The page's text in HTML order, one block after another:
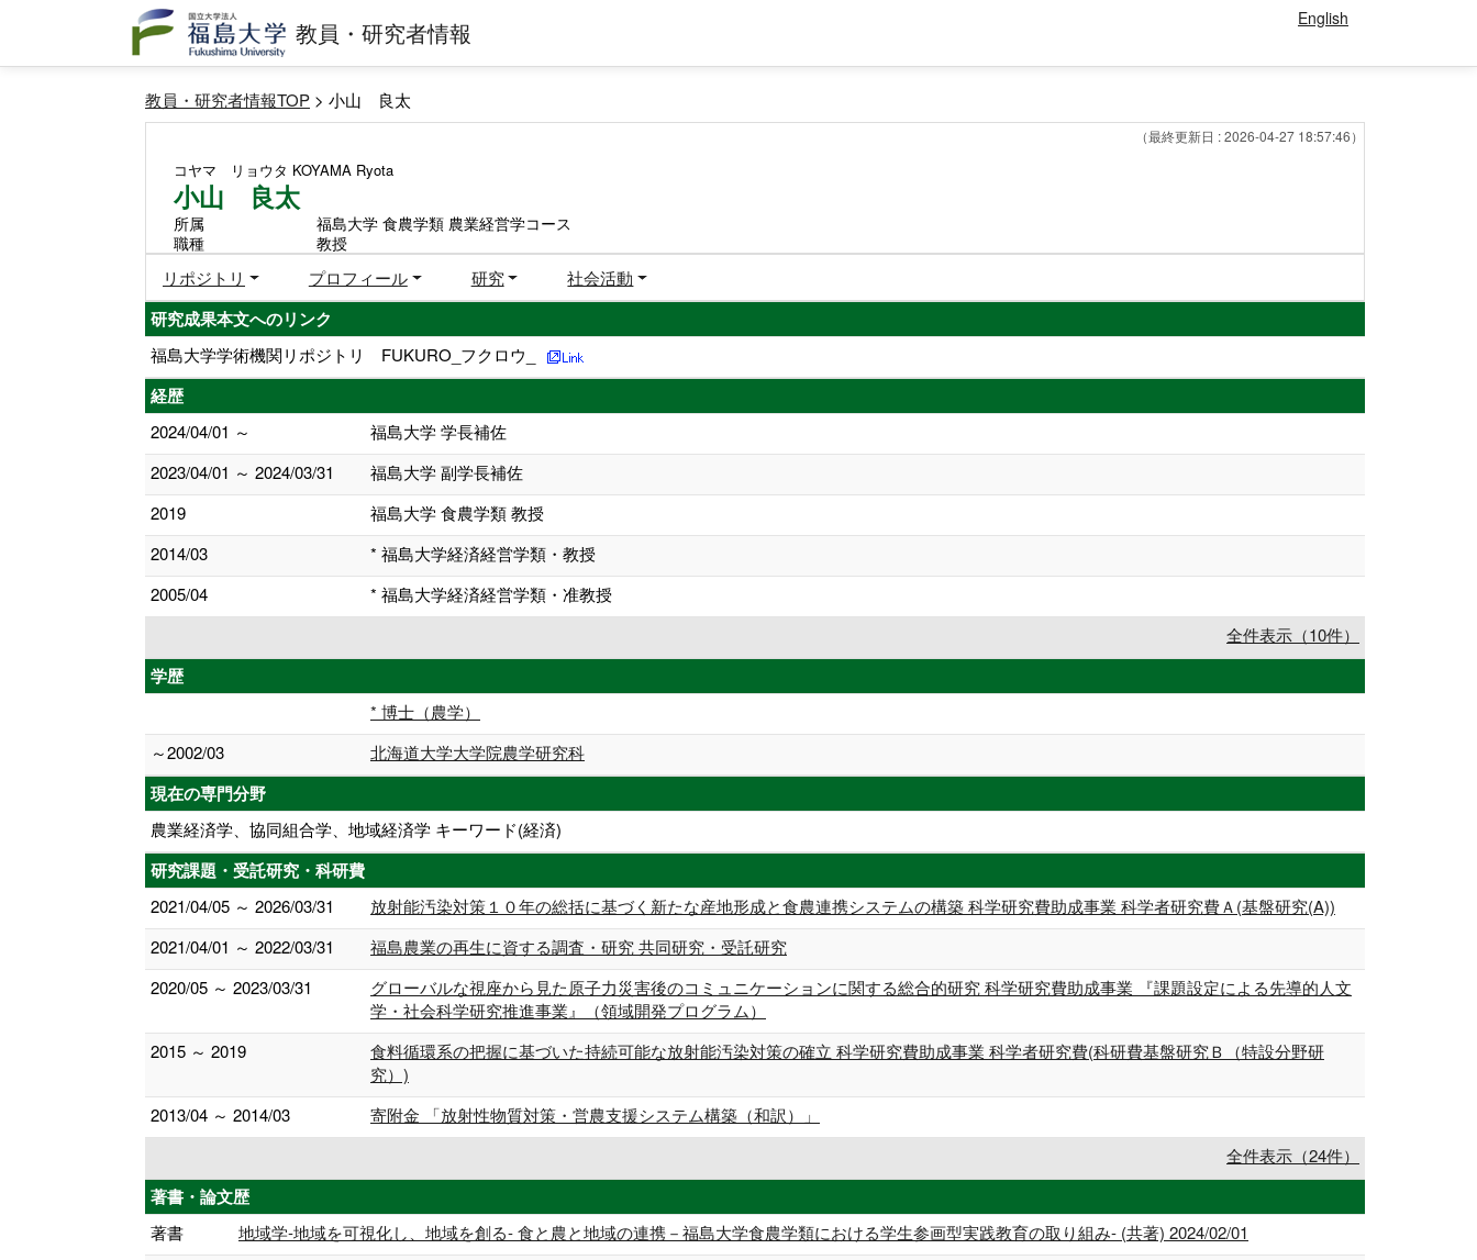
教員・研究者情報 English
教員・研究者情報TOP > 小山 良太
（最終更新日 : 2026-04-27 18:57:46）
コヤマ リョウタ KOYAMA Ryota
小山 良太
所属
福島大学 食農学類 農業経営学コース
職種
教授
リポジトリ プロフィール 研究 社会活動
研究成果本文へのリンク
福島大学学術機関リポジトリ FUKURO_フクロウ_
経歴
2024/04/01 ～
福島大学 学長補佐
2023/04/01 ～ 2024/03/31
福島大学 副学長補佐
2019
福島大学 食農学類 教授
2014/03
* 福島大学経済経営学類・教授
2005/04
* 福島大学経済経営学類・准教授
全件表示（10件）
学歴
* 博士（農学）
～2002/03
北海道大学大学院農学研究科
現在の専門分野
農業経済学、協同組合学、地域経済学 キーワード(経済)
研究課題・受託研究・科研費
2021/04/05 ～ 2026/03/31
放射能汚染対策１０年の総括に基づく新たな産地形成と食農連携システムの構築 科学研究費助成事業 科学者研究費Ａ(基盤研究(A))
2021/04/01 ～ 2022/03/31
福島農業の再生に資する調査・研究 共同研究・受託研究
2020/05 ～ 2023/03/31
グローバルな視座から見た原子力災害後のコミュニケーションに関する総合的研究 科学研究費助成事業 『課題設定による先導的人文
学・社会科学研究推進事業』（領域開発プログラム）
2015 ～ 2019
食料循環系の把握に基づいた持続可能な放射能汚染対策の確立 科学研究費助成事業 科学者研究費(科研費基盤研究Ｂ（特設分野研
究）)
2013/04 ～ 2014/03
寄附金 「放射性物質対策・営農支援システム構築（和訳）」
全件表示（24件）
著書・論文歴
著書
地域学-地域を可視化し、地域を創る- 食と農と地域の連携－福島大学食農学類における学生参画型実践教育の取り組み- (共著) 2024/02/01